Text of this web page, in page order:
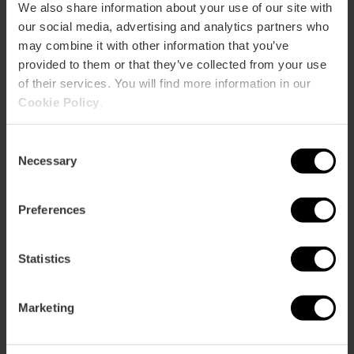
We also share information about your use of our site with
our social media, advertising and analytics partners who
may combine it with other information that you’ve
provided to them or that they’ve collected from your use
of their services. You will find more information in our
Cookie Policy
Selection
Necessary
Preferences
Statistics
Marketing